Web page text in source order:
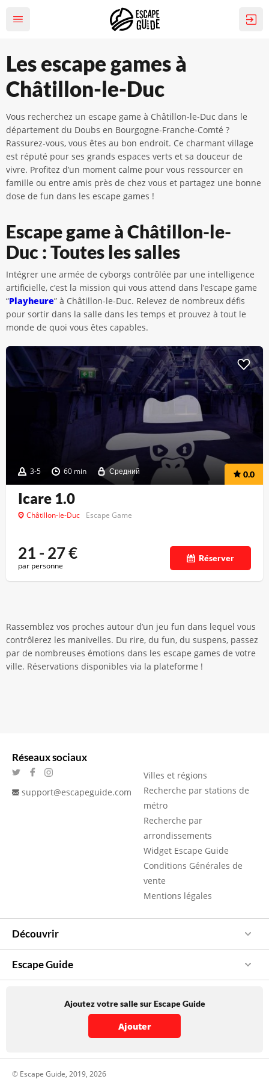
Les escape games à
Châtillon-le-Duc
Vous recherchez un escape game à Châtillon-le-Duc dans le
département du Doubs en Bourgogne-Franche-Comté ?
Rassurez-vous, vous êtes au bon endroit. Ce charmant village
est réputé pour ses grands espaces verts et sa douceur de
vivre. Profitez d’un moment calme pour vous ressourcer en
famille ou entre amis près de chez vous et partagez une bonne
dose de fun dans les escape games !
Escape game à Châtillon-le-
Duc : Toutes les salles
Intégrer une armée de cyborgs contrôlée par une intelligence
artificielle, c’est la mission qui vous attend dans l’escape game
“Playheure” à Châtillon-le-Duc. Relevez de nombreux défis
pour sortir dans la salle dans les temps et prouvez à tout le
monde de quoi vous êtes capables.
3-5 60 min Средний 0.0
Icare 1.0
Châtillon-le-Duc Escape Game
21 - 27€
par personne
Réserver
Rassemblez vos proches autour d’un jeu fun dans lequel vous
contrôlerez les manivelles. Du rire, du fun, du suspens, passez
par de nombreuses émotions dans les escape games de votre
ville. Réservations disponibles via la plateforme !
Réseaux sociaux
support@escapeguide.com
Villes et régions
Recherche par stations de
métro
Recherche par
arrondissements
Widget Escape Guide
Conditions Générales de
vente
Mentions légales
Découvrir
Escape Guide
Ajoutez votre salle sur Escape Guide
Ajouter
© Escape Guide, 2019, 2026